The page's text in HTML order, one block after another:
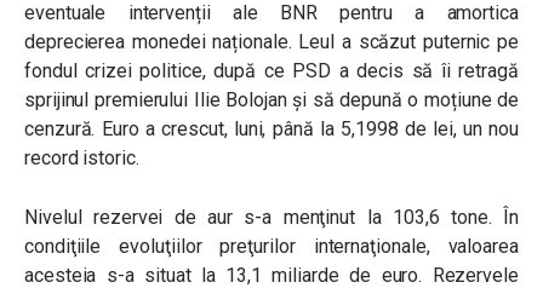
eventuale intervenții ale BNR pentru a amortica
deprecierea monedei naționale. Leul a scăzut puternic pe
fondul crizei politice, după ce PSD a decis să îi retragă
sprijinul premierului Ilie Bolojan și să depună o moțiune de
cenzură. Euro a crescut, luni, până la 5,1998 de lei, un nou
record istoric.
Nivelul rezervei de aur s-a menţinut la 103,6 tone. În
condiţiile evoluţiilor preţurilor internaţionale, valoarea
acesteia s-a situat la 13,1 miliarde de euro. Rezervele